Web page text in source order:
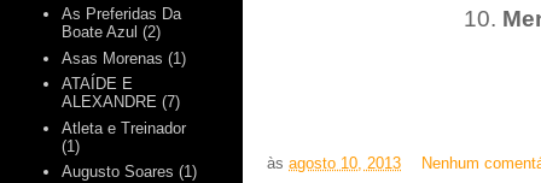
10.
às agosto 10, 2013 Nenhum
As Preferidas Da
Boate Azul (2)
Asas Morenas (1)
ATAÍDE E
ALEXANDRE (7)
Atleta e Treinador
(1)
Augusto Soares (1)